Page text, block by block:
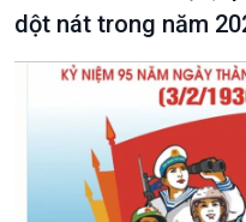
VOV1 đặc biệt
dột nát trong năm